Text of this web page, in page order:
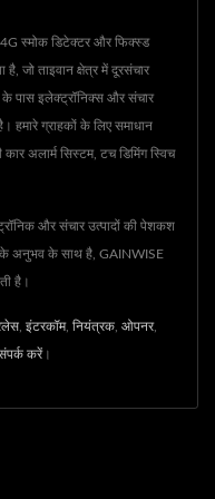
स्मोक डिटेक्टर और फिक्स्ड
जो ताइवान क्षेत्र में दूरसंचार
के पास इलेक्ट्रॉनिक्स और संचार
हमारे ग्राहकों के लिए समाधान
कार अलार्म सिस्टम, टच डिमिंग स्विच
और संचार उत्पादों की पेशकश
के अनुभव के साथ है, GAINWISE
है।
इंटरकॉम, नियंत्रक ओपनर,
करें।